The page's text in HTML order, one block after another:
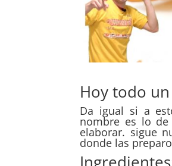
Hoy todo
Da igual si a
nombre es lo
elaborar. sigue
donde las